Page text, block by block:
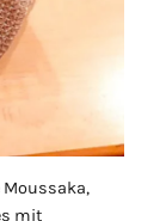
Moussaka,
mit